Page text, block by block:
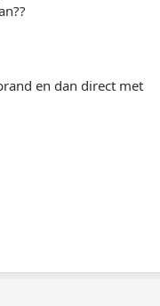
en dan direct met